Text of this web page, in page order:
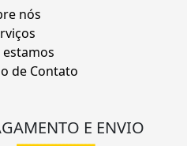
nós
estamos
de Contato
E ENVIO